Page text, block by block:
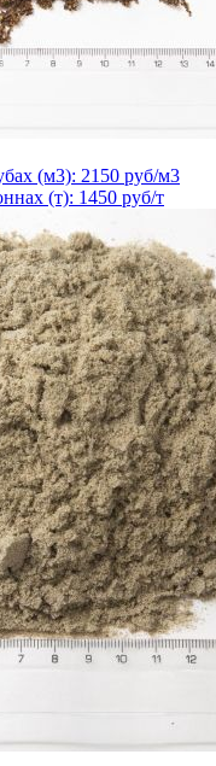
(м3): 2150 руб/м3
(т): 1450 руб/т